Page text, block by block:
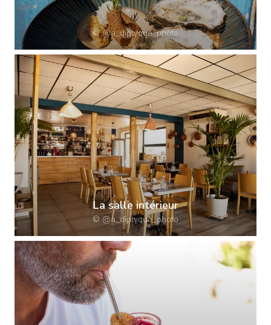
© @a_diptyque_photo
La salle intérieur
© @a_diptyque_photo
CHEZ PATACOL